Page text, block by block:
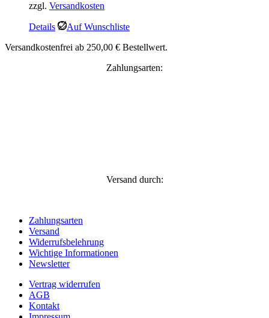
zzgl. Versandkosten
Details
Auf Wunschliste
Versandkostenfrei ab 250,00 € Bestellwert.
Zahlungsarten:
Versand durch:
Zahlungsarten
Versand
Widerrufsbelehrung
Wichtige Informationen
Newsletter
Vertrag widerrufen
AGB
Kontakt